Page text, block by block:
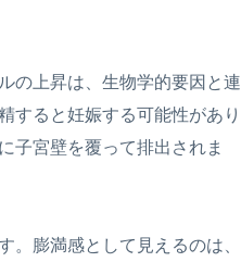
の上昇は、生物学的要因と連
すると妊娠する可能性があり
子宮壁を覆って排出されま
膨満感として見えるのは、